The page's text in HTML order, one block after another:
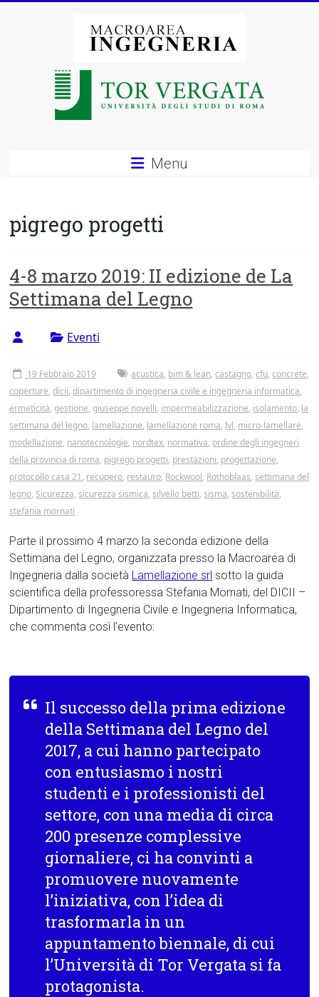
Macroarea
degli
di
Roma
Tor
Vergata
Menu
pigrego progetti
4-8 marzo 2019: II edizione de La
Settimana del Legno
Eventi
19 Febbraio 2019 acustica, bim & lean,castagno,cfu,concrete,
coperture,dicii,dipartimento di ingegneria civile e ingegneria informatica,
ermeticità,gestione,giuseppe novelli, impermeabilizzazione, isolamento, la
settimana del legno, lamellazione, lamellazione roma, lvl, micro-lamellare,
modellazione, nanotecnologie, nordtex, normativa,ordine degli ingegneri
della provincia di roma, pigrego progetti, prestazioni, progettazione,
protocollo casa 21 , recupero, restauro, Rockwool, Rothoblaas,settimana del
legno, Sicurezza,sicurezza sismica,silvello betti,sisma,sostenibilità,
stefania mornati
Parte il prossimo 4 marzo la seconda edizione della
Settimana del Legno, organizzata presso la Macroarea di
Ingegneria dalla società Lamellazione srl sotto la guida
scientifica della professoressa Stefania Mornati, del DICII –
Dipartimento di Ingegneria Civile e Ingegneria Informatica,
che commenta così l’evento:
Il successo della prima edizione
della Settimana del Legno del
2017, a cui hanno partecipato
con entusiasmo i nostri
studenti e i professionisti del
settore, con una media di circa
200 presenze complessive
giornaliere, ci ha convinti a
promuovere nuovamente
l’iniziativa, con l’idea di
trasformarla in un
appuntamento biennale, di cui
l’Università di Tor Vergata si fa
protagonista.